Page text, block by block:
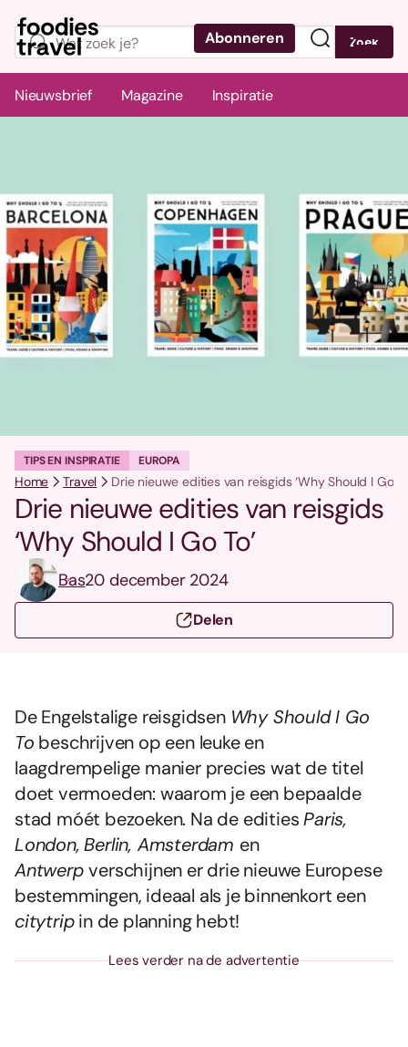
Abonneren Zoek
Nieuwsbrief Magazine Inspiratie
TIPS EN INSPIRATIE EUROPA
Home Travel Drie nieuwe edities van reisgids ‘Why Should I Go
Drie nieuwe edities van reisgids
‘Why Should I Go To’
Bas20 december 2024
Delen
De Engelstalige reisgidsen Why Should I Go
To beschrijven op een leuke en
laagdrempelige manier precies wat de titel
doet vermoeden: waarom je een bepaalde
stad móét bezoeken. Na de editiesParis,
London, Berlin, Amsterdam en
Antwerpverschijnen er drie nieuwe Europese
bestemmingen, ideaal als je binnenkort een
citytripin de planning hebt!
Lees verder na de advertentie